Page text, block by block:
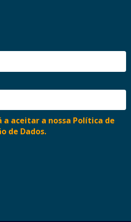
a aceitar a nossa Política de
de Dados.